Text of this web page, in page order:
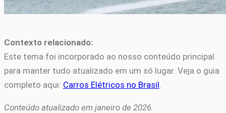
Contexto relacionado:
Este tema foi incorporado ao nosso conteúdo principal
para manter tudo atualizado em um só lugar. Veja o guia
completo aqui: Carros Elétricos no Brasil
Conteúdo atualizado em janeiro de 2026.